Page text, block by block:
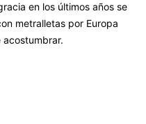
en los últimos años se
metralletas por Europa
acostumbrar.